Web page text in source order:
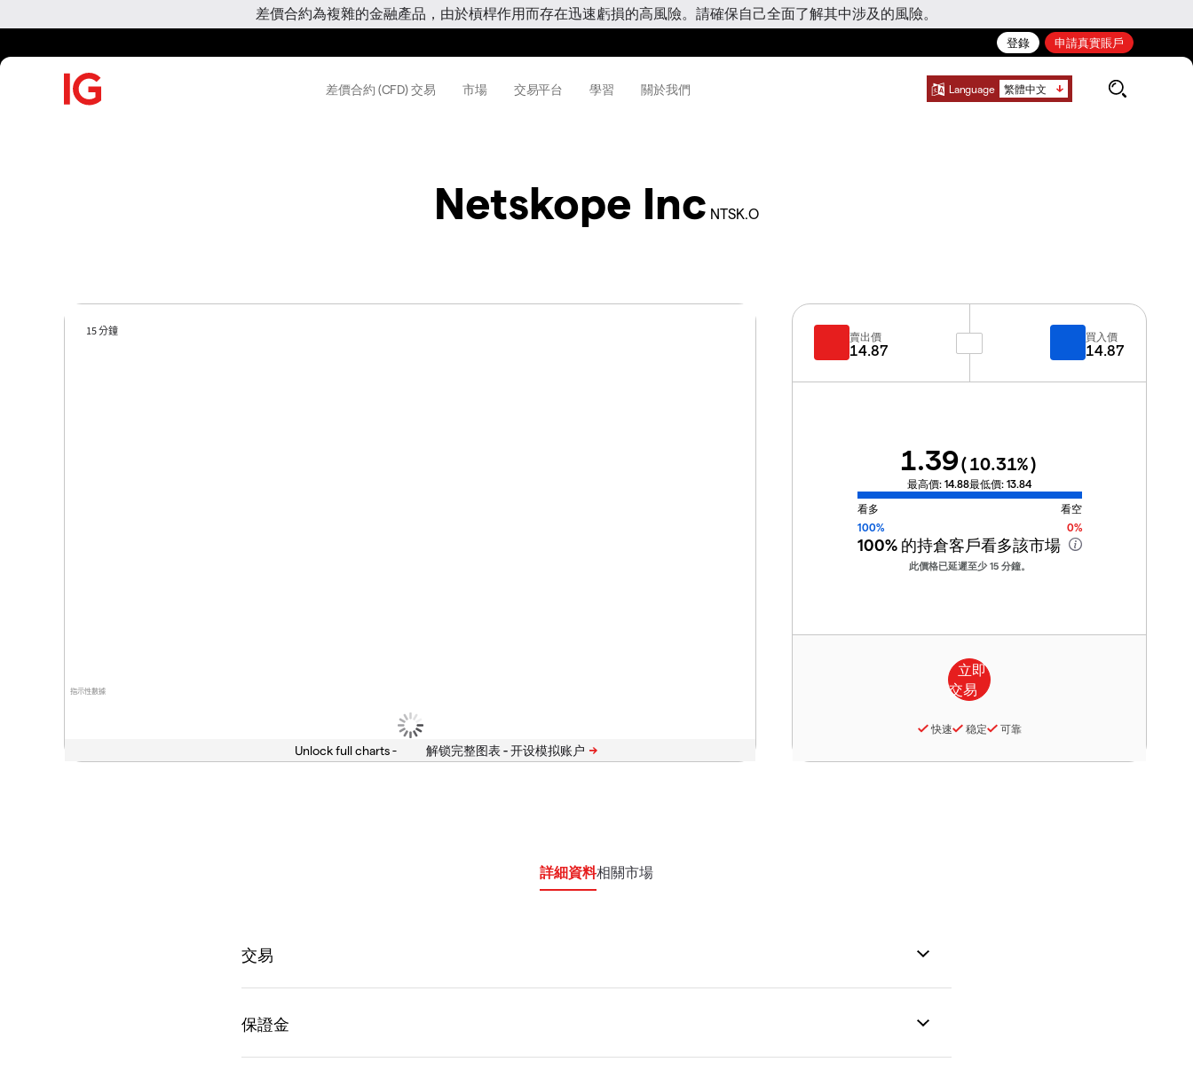
差價合約為複雜的金融產品，由於槓桿作用而存在迅速虧損的高風險。請確保自己全面了解其中涉及的風險。
登錄 申請真實賬戶
差價合約 (CFD) 交易 市場 交易平台 學習 關於我們 Language 繁體中文
Netskope Inc NTSK.O
指示性數據
15 分鐘
Unlock full charts -
賣出價
14.87
買入價
14.87
1.39(10.31%)
最高價: 14.88最低價: 13.84
看多
看空
100%
0%
100%的持倉客戶看多該市場
此價格已延遲至少 15 分鐘。
快速 稳定 可靠
詳細資料相關市場